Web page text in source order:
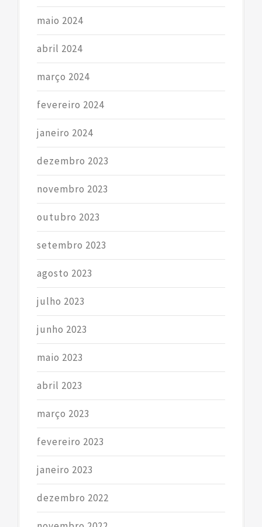
maio 2024
abril 2024
março 2024
fevereiro 2024
janeiro 2024
dezembro 2023
novembro 2023
outubro 2023
setembro 2023
agosto 2023
julho 2023
junho 2023
maio 2023
abril 2023
março 2023
fevereiro 2023
janeiro 2023
dezembro 2022